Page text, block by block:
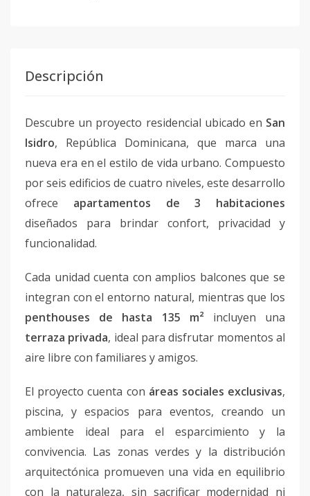
Descripción
Descubre un proyecto residencial ubicado en San
Isidro, República Dominicana, que marca una
nueva era en el estilo de vida urbano. Compuesto
por seis edificios de cuatro niveles, este desarrollo
ofrece apartamentos de 3 habitaciones
diseñados para brindar confort, privacidad y
funcionalidad.
Cada unidad cuenta con amplios balcones que se
integran con el entorno natural, mientras que los
penthouses de hasta 135 m²incluyen una
terraza privada, ideal para disfrutar momentos al
aire libre con familiares y amigos.
El proyecto cuenta con áreas sociales exclusivas,
piscina, y espacios para eventos, creando un
ambiente ideal para el esparcimiento y la
convivencia. Las zonas verdes y la distribución
arquitectónica promueven una vida en equilibrio
con la naturaleza, sin sacrificar modernidad ni